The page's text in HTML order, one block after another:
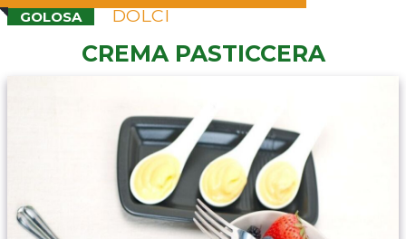
GOLOSA
DOLCI
CREMA PASTICCERA